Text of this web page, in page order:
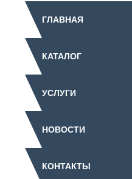
ГЛАВНАЯ
КАТАЛОГ
УСЛУГИ
НОВОСТИ
КОНТАКТЫ